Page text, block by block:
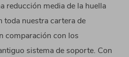
reducción media de la huella
toda nuestra cartera de
comparación con los
sistema de soporte. Con